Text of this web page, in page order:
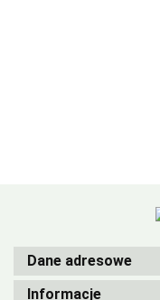
Dane adresowe
Informacje